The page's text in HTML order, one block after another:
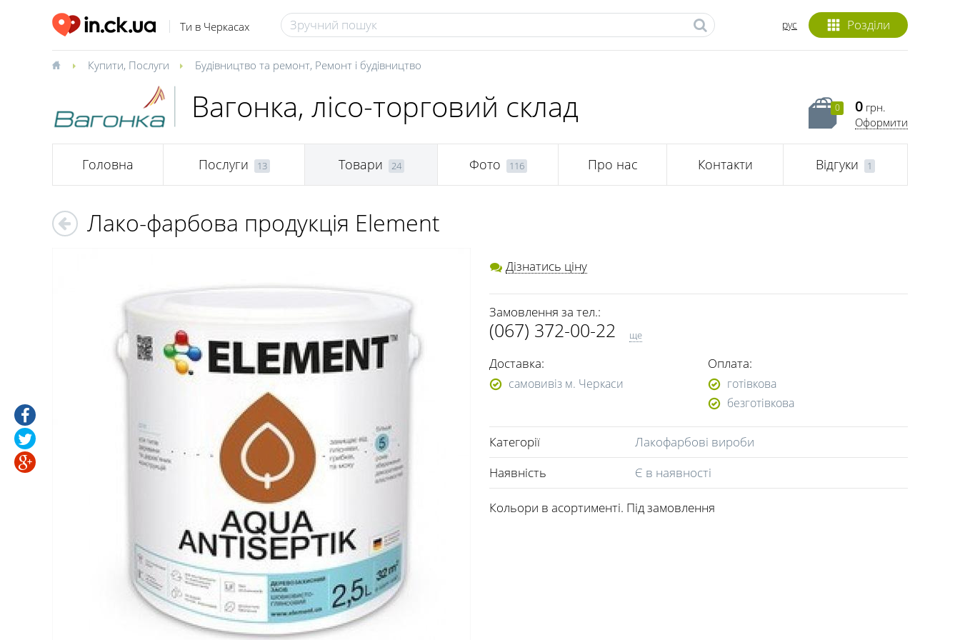
Ти в Черкасах Розділи
рус
Купити, Послуги Будівництво та ремонт, Ремонт і будівництво
Вагонка, лісо-торговий склад 0 0 грн.
Оформити
Головна Послуги 13 Товари 24 Фото 116 Про нас Контакти Відгуки 1
Лако-фарбова продукція Element
Дізнатись ціну
Замовлення за тел.:
(067) 372-00-22
(0472) 66-76-38
ще
Доставка:
самовивіз м. Черкаси
Оплата:
готівкова
безготівкова
Категорії
Лакофарбові вироби
Наявність
Є в наявності
Кольори в асортименті. Під замовлення